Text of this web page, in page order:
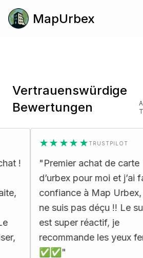
MapUrbex
Vertrauenswürdige
Bewertungen
!
★★★★★TRUSTPILOT
Premier achat de carte
d’urbex pour moi et j’ai fait
confiance à Map Urbex, et
ne suis pas déçu !! Le
est super réactif, je
recommande les yeux
✅✅"